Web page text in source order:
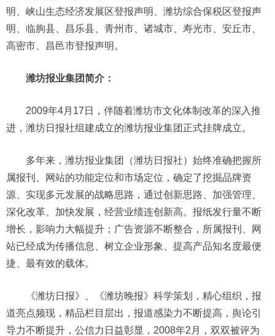
明、峡山生态经济发展区登报声明、潍坊综合保税区登报声
明、临朐县、昌乐县、青州市、诸城市、寿光市、安丘市、
高密市、昌邑市登报声明。
潍坊报业集团简介：
2009年4月17日，伴随着潍坊市文化体制改革的深入推
进，潍坊日报社组建成立的潍坊报业集团正式挂牌成立。
多年来，潍坊报业集团（潍坊日报社）始终准确把握所
属报刊、网站的功能定位和市场定位，确定了挖掘品牌资
源、实现多元发展的战略思路，通过创新思路、加强管理、
深化改革、加快发展，经营业绩连创新高。报纸发行量不断
增长，影响力大幅提升；广告资源不断整合，所属报刊、网
站已经成为传播信息、树立企业形象、提高产品知名度最便
捷、最有效的载体。
《潍坊日报》、《潍坊晚报》科学策划，精心组织，报
道亮点频现，精品栏目层出，报道感染力不断提高，舆论引
导力不断提升，公信力日益彰显，2008年2月，双双被评为